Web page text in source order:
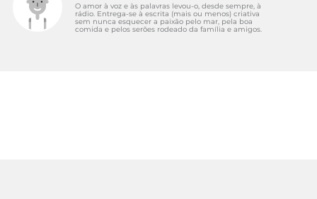
O amor à voz e às palavras levou-o, desde sempre, à
rádio. Entrega-se à escrita (mais ou menos) criativa
sem nunca esquecer a paixão pelo mar, pela boa
comida e pelos serões rodeado da família e amigos.